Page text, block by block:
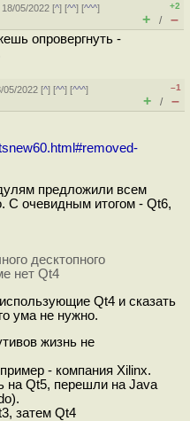
05/2022 [^] [^^] [^^^]
+2
+ / –
опровергнуть -
05/2022 [^] [^^] [^^^]
–1
+ / –
предложили всем
С очевидным итогом - Qt6,
десктопного
нет Qt4
Qt4 и сказать
ума не нужно.
жизнь не
- компания Xilinx.
на Qt5, перешли на Java
затем Qt4